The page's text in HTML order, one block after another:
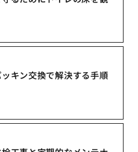
キン交換で解決する手順